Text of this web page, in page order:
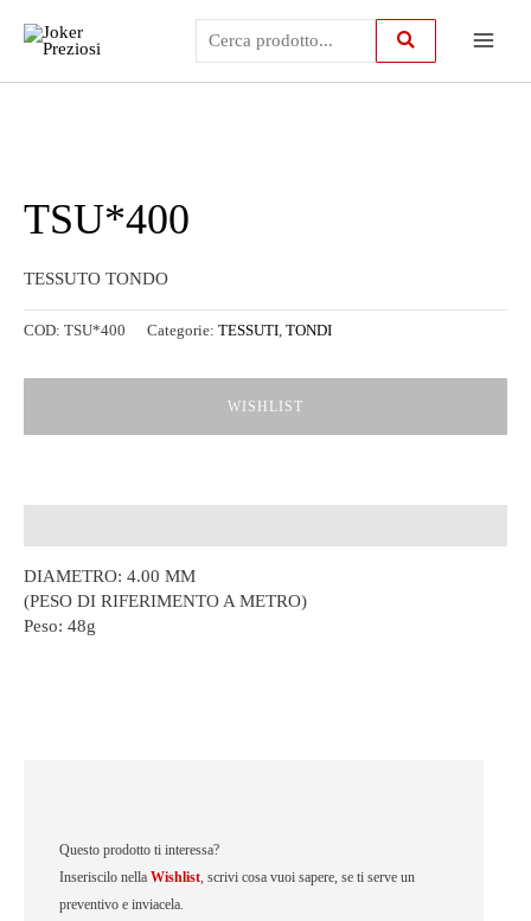
contenuto
Questo prodotto ti interessa?
Inseriscilo nella Wishlist, scrivi cosa vuoi sapere, se ti serve un
preventivo e inviacela.
TSU*400
TESSUTO TONDO
COD: TSU*400 Categorie: TESSUTI, TONDI
WISHLIST
DIAMETRO: 4.00 MM
(PESO DI RIFERIMENTO A METRO)
Peso: 48g